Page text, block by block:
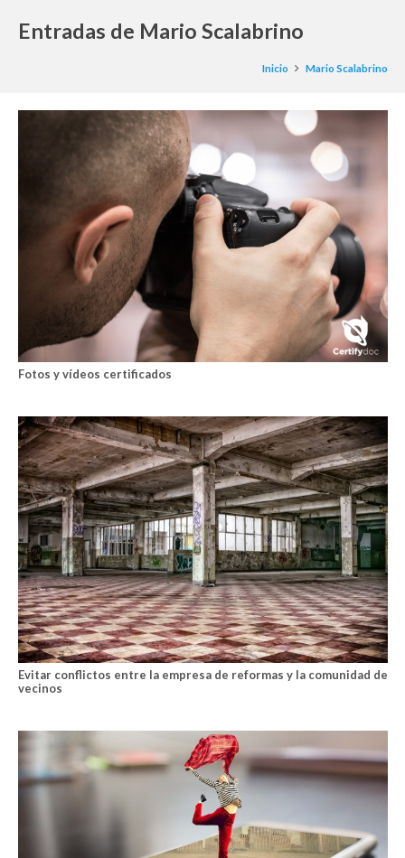
Entradas de Mario Scalabrino
Inicio Mario Scalabrino
Fotos y vídeos certificados
Evitar conflictos entre la empresa de reformas y la comunidad de
vecinos